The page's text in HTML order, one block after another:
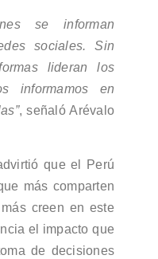
se informan
sociales. Sin
lideran los
informamos en
, señaló Arévalo
que el Perú
más comparten
creen en este
el impacto que
de decisiones